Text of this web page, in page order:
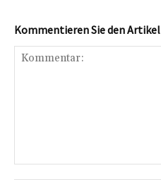
Kommentieren Sie den Artikel